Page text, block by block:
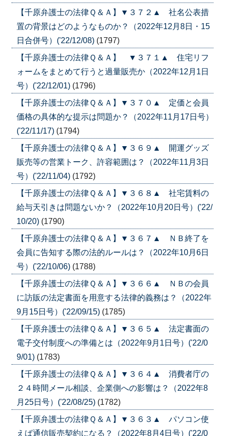
【千原弁護士の法律Ｑ＆Ａ】▼３７２▲ 社名公表措
置の背景はどのようなものか？（2022年12月8日・15
日合併号）('22/12/08) (1797)
【千原弁護士の法律Ｑ＆Ａ】 ▼３７１▲ 住宅リフ
ォームをまとめて行うと過量販売か（2022年12月1日
号）('22/12/01) (1796)
【千原弁護士の法律Ｑ＆Ａ】▼３７０▲ 定価と会員
価格の具体的な提示は問題か？（2022年11月17日号）
('22/11/17) (1794)
【千原弁護士の法律Ｑ＆Ａ】▼３６９▲ 開運グッズ
販売等の営業トーク、許容範囲は？（2022年11月3日
号）('22/11/04) (1792)
【千原弁護士の法律Ｑ＆Ａ】▼３６８▲ 社宅賃料の
給与天引きは問題ないか？（2022年10月20日号）('22/
10/20) (1790)
【千原弁護士の法律Ｑ＆Ａ】▼３６７▲ ＮＢ終了を
会員に告知する際の法的ルールは？（2022年10月6日
号）('22/10/06) (1788)
【千原弁護士の法律Ｑ＆Ａ】▼３６６▲ ＮＢの会員
に訪販の法定書面を用意する法律的義務は？（2022年
9月15日号）('22/09/15) (1785)
【千原弁護士の法律Ｑ＆Ａ】▼３６５▲ 法定書面の
電子交付制度への準備とは（2022年9月1日号）('22/0
9/01) (1783)
【千原弁護士の法律Ｑ＆Ａ】▼３６４▲ 消費者庁の
２４時間メール相談、企業側への影響は？（2022年8
月25日号）('22/08/25) (1782)
【千原弁護士の法律Ｑ＆Ａ】▼３６３▲ パソコン使
えば通信販売契約になる？（2022年8月4日号）('22/0